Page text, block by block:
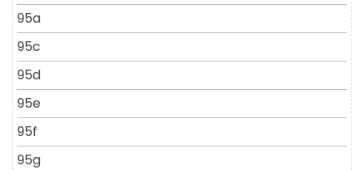
95a
95c
95d
95e
95f
95g